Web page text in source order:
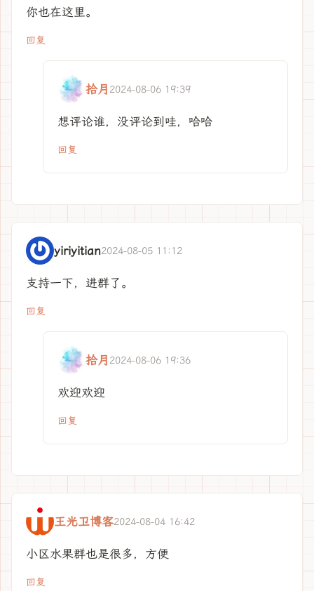
你也在这里。
回复
拾月 2024-08-06 19:39
想评论谁，没评论到哇，哈哈
回复
yiriyitian2024-08-05 11:12
支持一下，进群了。
回复
拾月 2024-08-06 19:36
欢迎欢迎
回复
王光卫博客2024-08-04 16:42
小区水果群也是很多，方便
回复